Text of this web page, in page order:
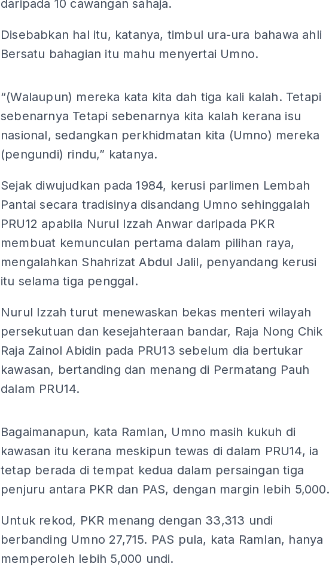
daripada 10 cawangan sahaja.
Disebabkan hal itu, katanya, timbul ura-ura bahawa ahli
Bersatu bahagian itu mahu menyertai Umno.
“(Walaupun) mereka kata kita dah tiga kali kalah. Tetapi
sebenarnya Tetapi sebenarnya kita kalah kerana isu
nasional, sedangkan perkhidmatan kita (Umno) mereka
(pengundi) rindu,” katanya.
Sejak diwujudkan pada 1984, kerusi parlimen Lembah
Pantai secara tradisinya disandang Umno sehinggalah
PRU12 apabila Nurul Izzah Anwar daripada PKR
membuat kemunculan pertama dalam pilihan raya,
mengalahkan Shahrizat Abdul Jalil, penyandang kerusi
itu selama tiga penggal.
Nurul Izzah turut menewaskan bekas menteri wilayah
persekutuan dan kesejahteraan bandar, Raja Nong Chik
Raja Zainol Abidin pada PRU13 sebelum dia bertukar
kawasan, bertanding dan menang di Permatang Pauh
dalam PRU14.
Bagaimanapun, kata Ramlan, Umno masih kukuh di
kawasan itu kerana meskipun tewas di dalam PRU14, ia
tetap berada di tempat kedua dalam persaingan tiga
penjuru antara PKR dan PAS, dengan margin lebih 5,000.
Untuk rekod, PKR menang dengan 33,313 undi
berbanding Umno 27,715. PAS pula, kata Ramlan, hanya
memperoleh lebih 5,000 undi.